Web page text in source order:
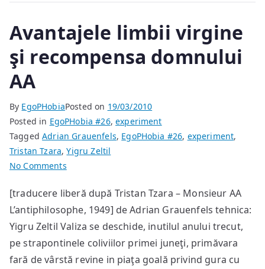
Avantajele limbii virgine
şi recompensa domnului
AA
By EgoPHobiaPosted on 19/03/2010
Posted in EgoPHobia #26,experiment
TaggedAdrian Grauenfels, EgoPHobia #26, experiment,
Tristan Tzara,Yigru Zeltil
No Commentson
limbii
virgine
şi
recompensa
domnului
[traducere liberă după Tristan Tzara – Monsieur AA
L’antiphilosophe, 1949] de Adrian Grauenfels tehnica:
Yigru Zeltil Valiza se deschide, inutilul anului trecut,
pe strapontinele coliviilor primei juneţi, primăvara
fară de vârstă revine in piaţa goală privind gura cu